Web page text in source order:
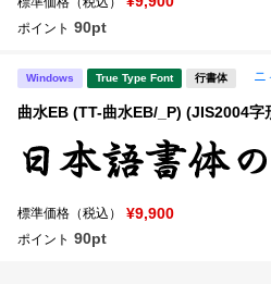
ポイント 90pt
Windows True Type Font 行書体 ニ
曲水EB (TT-曲水EB/_P) (JIS2004字
標準価格（税込） ¥9,900
ポイント 90pt